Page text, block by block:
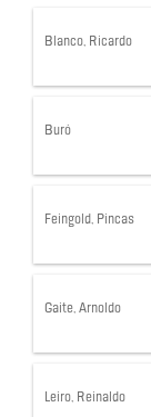
Blanco, Ricardo
Buró
Feingold, Pincas
Gaite, Arnoldo
Leiro, Reinaldo